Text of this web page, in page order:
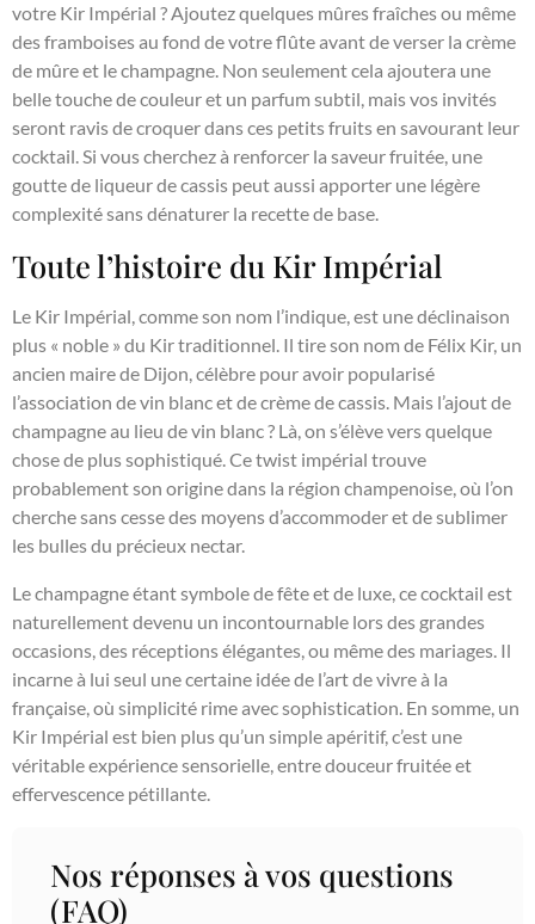
votre Kir Impérial ? Ajoutez quelques mûres fraîches ou même
des framboises au fond de votre flûte avant de verser la crème
de mûre et le champagne. Non seulement cela ajoutera une
belle touche de couleur et un parfum subtil, mais vos invités
seront ravis de croquer dans ces petits fruits en savourant leur
cocktail. Si vous cherchez à renforcer la saveur fruitée, une
goutte de liqueur de cassis peut aussi apporter une légère
complexité sans dénaturer la recette de base.
Toute l’histoire du Kir Impérial
Le Kir Impérial, comme son nom l’indique, est une déclinaison
plus « noble » du Kir traditionnel. Il tire son nom de Félix Kir, un
ancien maire de Dijon, célèbre pour avoir popularisé
l’association de vin blanc et de crème de cassis. Mais l’ajout de
champagne au lieu de vin blanc ? Là, on s’élève vers quelque
chose de plus sophistiqué. Ce twist impérial trouve
probablement son origine dans la région champenoise, où l’on
cherche sans cesse des moyens d’accommoder et de sublimer
les bulles du précieux nectar.
Le champagne étant symbole de fête et de luxe, ce cocktail est
naturellement devenu un incontournable lors des grandes
occasions, des réceptions élégantes, ou même des mariages. Il
incarne à lui seul une certaine idée de l’art de vivre à la
française, où simplicité rime avec sophistication. En somme, un
Kir Impérial est bien plus qu’un simple apéritif, c’est une
véritable expérience sensorielle, entre douceur fruitée et
effervescence pétillante.
Nos réponses à vos questions
(FAQ)